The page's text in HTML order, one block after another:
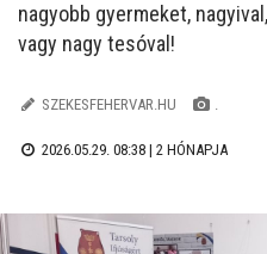
nagyobb gyermeket,
vagy nagy tesóval!
SZEKESFEHERVAR.HU .
2026.05.29. 08:38 | 2 HÓNAPJA